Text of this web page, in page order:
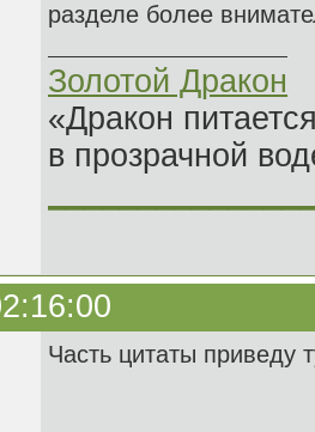
разделе более
Золотой Дракон
«Дракон
в прозрачной
Часть цитаты приведу